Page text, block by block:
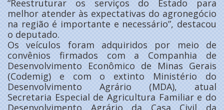
“Reestruturar os serviços do Estado para
melhor atender às expectativas do agronegócio
na região é importante e necessário”, destacou
o deputado.
Os veículos foram adquiridos por meio de
convênios firmados com a Companhia de
Desenvolvimento Econômico de Minas Gerais
(Codemig) e com o extinto Ministério do
Desenvolvimento Agrário (MDA), atual
Secretaria Especial de Agricultura Familiar e do